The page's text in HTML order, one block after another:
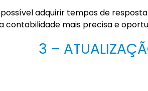
adquirir tempos de
contabilidade mais precisa e
3 –